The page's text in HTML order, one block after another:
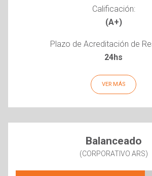
Calificación:
(A+)
Plazo de Acreditación de
24hs
VER MÁS
Balanceado
(CORPORATIVO ARS)